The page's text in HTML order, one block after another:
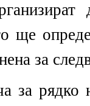
ще
за
за рядко